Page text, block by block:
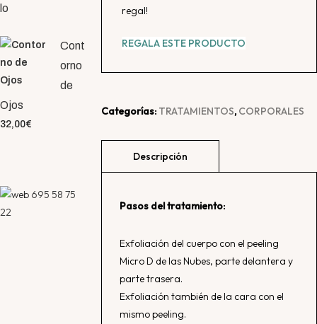
lo
Cont
orno
de
Ojos
32,00€
695 58 75
22
regal!
REGALA ESTE PRODUCTO
Categorías: TRATAMIENTOS, CORPORALES
Pasos del tratamiento:
Exfoliación del cuerpo con el peeling
Micro D de las Nubes, parte delantera y
parte trasera.
Exfoliación también de la cara con el
mismo peeling.